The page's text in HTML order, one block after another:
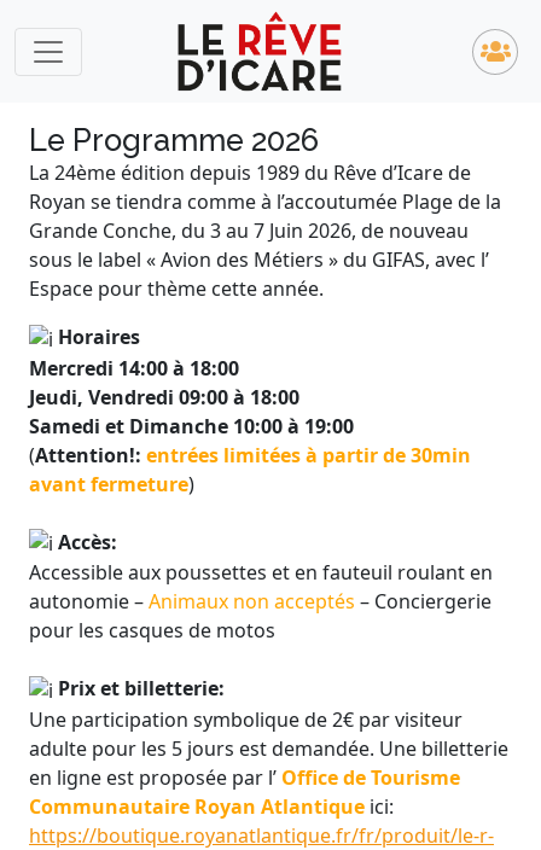
Le Programme 2026
La 24ème édition depuis 1989 du Rêve d’Icare de
Royan se tiendra comme à l’accoutumée Plage de la
Grande Conche, du 3 au 7 Juin 2026, de nouveau
sous le label « Avion des Métiers » du GIFAS, avec l’
Espace pour thème cette année.
Horaires
Mercredi 14:00 à 18:00
Jeudi, Vendredi 09:00 à 18:00
Samedi et Dimanche 10:00 à 19:00
(Attention!: entrées limitées à partir de 30min
avant fermeture)
Accès:
Accessible aux poussettes et en fauteuil roulant en
autonomie –Animaux non acceptés – Conciergerie
pour les casques de motos
Prix et billetterie:
Une participation symbolique de 2€ par visiteur
adulte pour les 5 jours est demandée. Une billetterie
en ligne est proposée par l’ Office de Tourisme
Communautaire Royan Atlantique ici:
https://boutique.royanatlantique.fr/fr/produit/le-r-